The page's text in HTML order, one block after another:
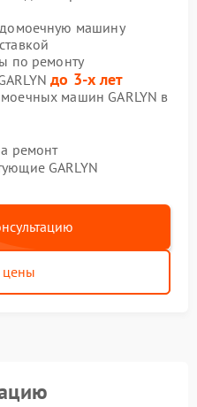
машину
по ремонту
до 3-х лет
машин GARLYN в
ремонт
GARLYN